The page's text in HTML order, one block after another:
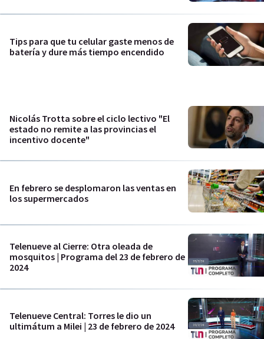
Tips para que tu celular gaste menos de
batería y dure más tiempo encendido
Nicolás Trotta sobre el ciclo lectivo "El
estado no remite a las provincias el
incentivo docente"
En febrero se desplomaron las ventas en
los supermercados
Telenueve al Cierre: Otra oleada de
mosquitos | Programa del 23 de febrero de
2024
Telenueve Central: Torres le dio un
ultimátum a Milei | 23 de febrero de 2024